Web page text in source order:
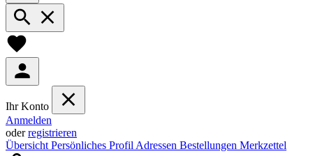
Ihr Konto
Anmelden
oderregistrieren
Übersicht Persönliches Profil Adressen Bestellungen Merkzettel